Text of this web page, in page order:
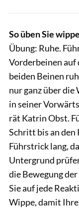
So üben Sie
Übung: Ruhe.
Vorderbeinen auf
beiden Beinen
nur ganz über die
in seiner
rät Katrin Obst.
Schritt bis an den
Führstrick lang,
Untergrund
die Bewegung
Sie auf jede
Wippe, damit